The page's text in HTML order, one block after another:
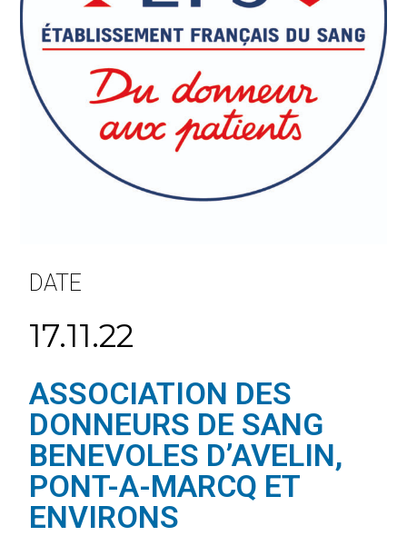
DATE
17.11.22
ASSOCIATION DES
DONNEURS DE SANG
BENEVOLES D’AVELIN,
PONT-A-MARCQ ET
ENVIRONS